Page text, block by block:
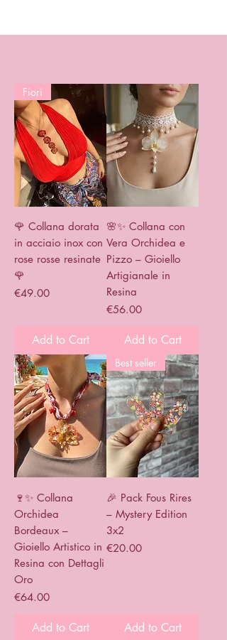
Fiori
🌹 Collana dorata
in acciaio inox con
rose rosse resinate
🌹
Price
€49.00
Add to Cart
🌸✨ Collana con
Vera Orchidea e
Pizzo – Gioiello
Artigianale in
Resina
Price
€56.00
Add to Cart
🍷✨ Collana
Orchidea
Bordeaux –
Gioiello Artistico in
Resina con Dettagli
Oro
Price
€64.00
Add to Cart
Best seller
🎉 Pack Fous Rires
– Mystery Edition
3x2
Price
€20.00
Add to Cart